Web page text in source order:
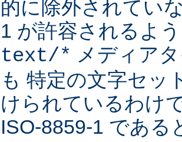
的に除外されてい
1 が許容されるよ
text/* メディア
も 特定の文字セッ
けられているわけ
ISO-8859-1 である